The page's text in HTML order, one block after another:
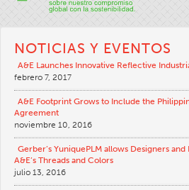
Boletines Técnicos
Productos Textiles Para Aplicaciones
Bordado
Otros
Tablas De Conversión
Noticias
NOTICIAS Y EVENTOS
A&E Launches Innovative Reflective
febrero 7, 2017
A&E Footprint Grows to Include the
Agreement
noviembre 10, 2016
Gerber’s YuniquePLM allows Designers
A&E’s Threads and Colors
julio 13, 2016